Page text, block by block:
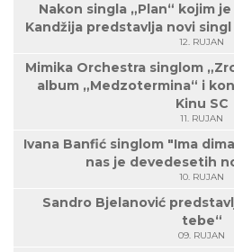
Nakon singla „Plan“ kojim
Kandžija predstavlja novi singl
12. RUJAN
Mimika Orchestra singlom
album „Medzotermina“ i
Kinu SC
11. RUJAN
Ivana Banfić singlom "Ima
nas je devedesetih
10. RUJAN
Sandro Bjelanović
tebe“
09. RUJAN